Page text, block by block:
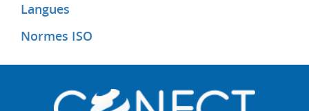
Langues
Normes ISO